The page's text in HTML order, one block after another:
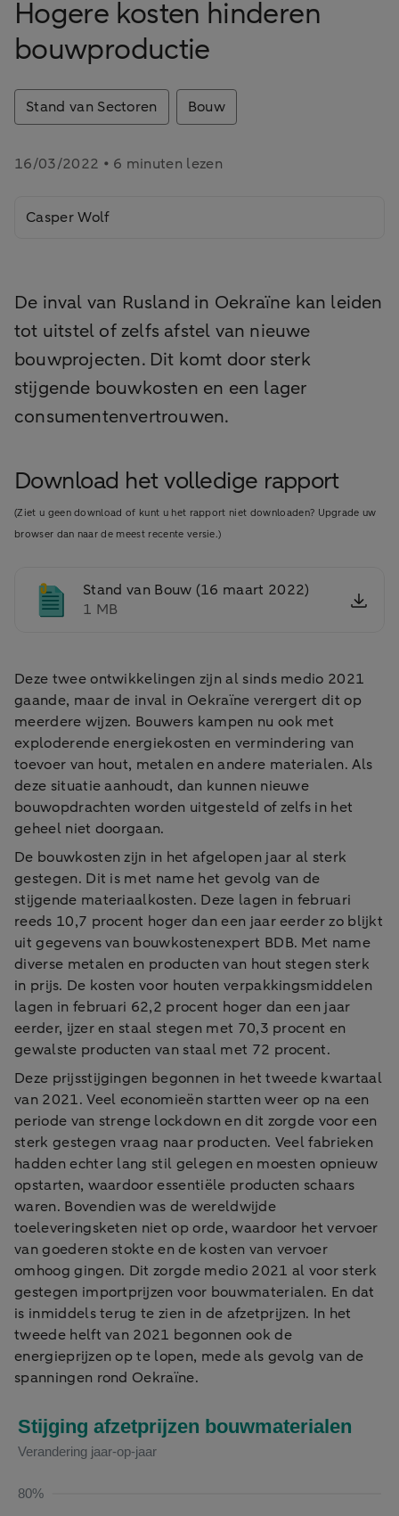
Hogere kosten hinderen
bouwproductie
Stand van Sectoren Bouw
16/03/2022 • 6 minuten lezen
Casper Wolf
De inval van Rusland in Oekraïne kan leiden
tot uitstel of zelfs afstel van nieuwe
bouwprojecten. Dit komt door sterk
stijgende bouwkosten en een lager
consumentenvertrouwen.
Download het volledige rapport
(Ziet u geen download of kunt u het rapport niet downloaden? Upgrade uw
browser dan naar de meest recente versie.)
Stand van Bouw (16 maart 2022)
1 MB
Deze twee ontwikkelingen zijn al sinds medio 2021
gaande, maar de inval in Oekraïne verergert dit op
meerdere wijzen. Bouwers kampen nu ook met
exploderende energiekosten en vermindering van
toevoer van hout, metalen en andere materialen. Als
deze situatie aanhoudt, dan kunnen nieuwe
bouwopdrachten worden uitgesteld of zelfs in het
geheel niet doorgaan.
De bouwkosten zijn in het afgelopen jaar al sterk
gestegen. Dit is met name het gevolg van de
stijgende materiaalkosten. Deze lagen in februari
reeds 10,7 procent hoger dan een jaar eerder zo blijkt
uit gegevens van bouwkostenexpert BDB. Met name
diverse metalen en producten van hout stegen sterk
in prijs. De kosten voor houten verpakkingsmiddelen
lagen in februari 62,2 procent hoger dan een jaar
eerder, ijzer en staal stegen met 70,3 procent en
gewalste producten van staal met 72 procent.
Deze prijsstijgingen begonnen in het tweede kwartaal
van 2021. Veel economieën startten weer op na een
periode van strenge lockdown en dit zorgde voor een
sterk gestegen vraag naar producten. Veel fabrieken
hadden echter lang stil gelegen en moesten opnieuw
opstarten, waardoor essentiële producten schaars
waren. Bovendien was de wereldwijde
toeleveringsketen niet op orde, waardoor het vervoer
van goederen stokte en de kosten van vervoer
omhoog gingen. Dit zorgde medio 2021 al voor sterk
gestegen importprijzen voor bouwmaterialen. En dat
is inmiddels terug te zien in de afzetprijzen. In het
tweede helft van 2021 begonnen ook de
energieprijzen op te lopen, mede als gevolg van de
spanningen rond Oekraïne.